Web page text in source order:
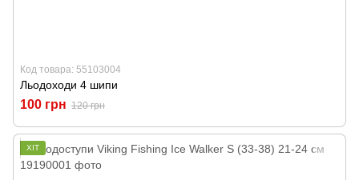
Код товара: 55103004
Льодоходи 4 шипи
100 грн 120 грн
ХІТ